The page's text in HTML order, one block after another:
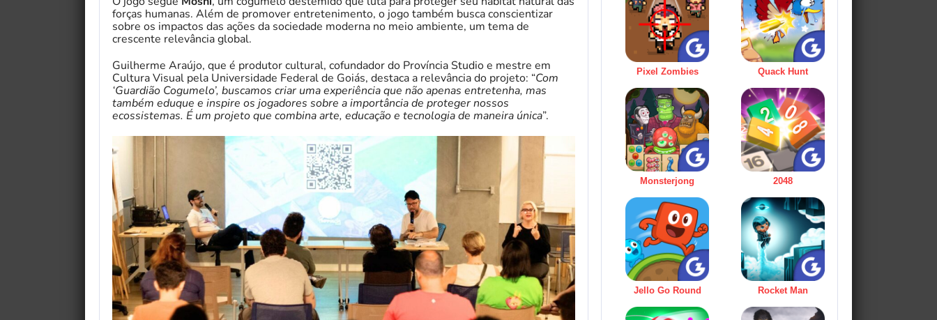
forças humanas. Além de promover entretenimento, o jogo também busca conscientizar
sobre os impactos das ações da sociedade moderna no meio ambiente, um tema de
crescente relevância global.
Guilherme Araújo, que é produtor cultural, cofundador do Província Studio e mestre em
Cultura Visual pela Universidade Federal de Goiás, destaca a relevância do projeto: “Com
‘Guardião Cogumelo’, buscamos criar uma experiência que não apenas entretenha, mas
também eduque e inspire os jogadores sobre a importância de proteger nossos
ecossistemas. É um projeto que combina arte, educação e tecnologia de maneira única”.
Pixel Zombies Quack Hunt
Monsterjong 2048
Jello Go Round Rocket Man